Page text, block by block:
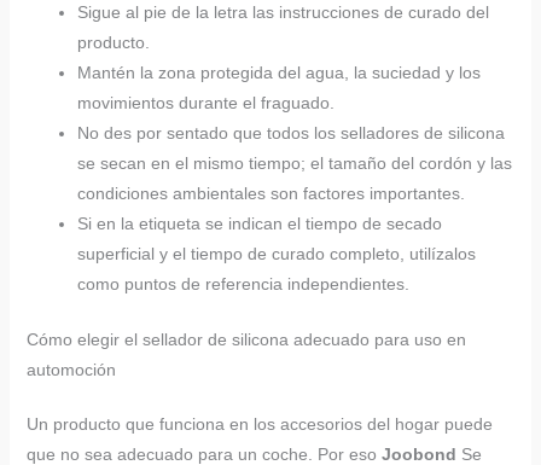
Sigue al pie de la letra las instrucciones de curado del
producto.
Mantén la zona protegida del agua, la suciedad y los
movimientos durante el fraguado.
No des por sentado que todos los selladores de silicona
se secan en el mismo tiempo; el tamaño del cordón y las
condiciones ambientales son factores importantes.
Si en la etiqueta se indican el tiempo de secado
superficial y el tiempo de curado completo, utilízalos
como puntos de referencia independientes.
Cómo elegir el sellador de silicona adecuado para uso en
automoción
Un producto que funciona en los accesorios del hogar puede
que no sea adecuado para un coche. Por eso Joobond Se